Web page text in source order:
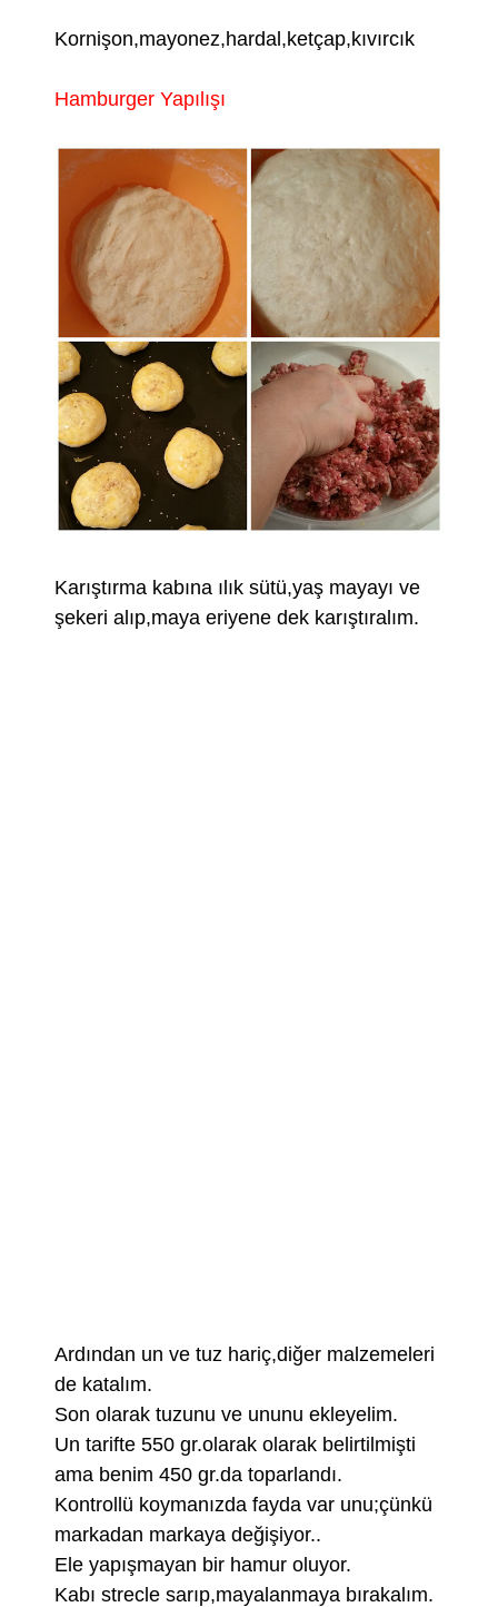
Kornişon,mayonez,hardal,ketçap,kıvırcık
Hamburger Yapılışı
Karıştırma kabına ılık sütü,yaş mayayı ve
şekeri alıp,maya eriyene dek karıştıralım.
Ardından un ve tuz hariç,diğer malzemeleri
de katalım.
Son olarak tuzunu ve ununu ekleyelim.
Un tarifte 550 gr.olarak olarak belirtilmişti
ama benim 450 gr.da toparlandı.
Kontrollü koymanızda fayda var unu;çünkü
markadan markaya değişiyor..
Ele yapışmayan bir hamur oluyor.
Kabı strecle sarıp,mayalanmaya bırakalım.